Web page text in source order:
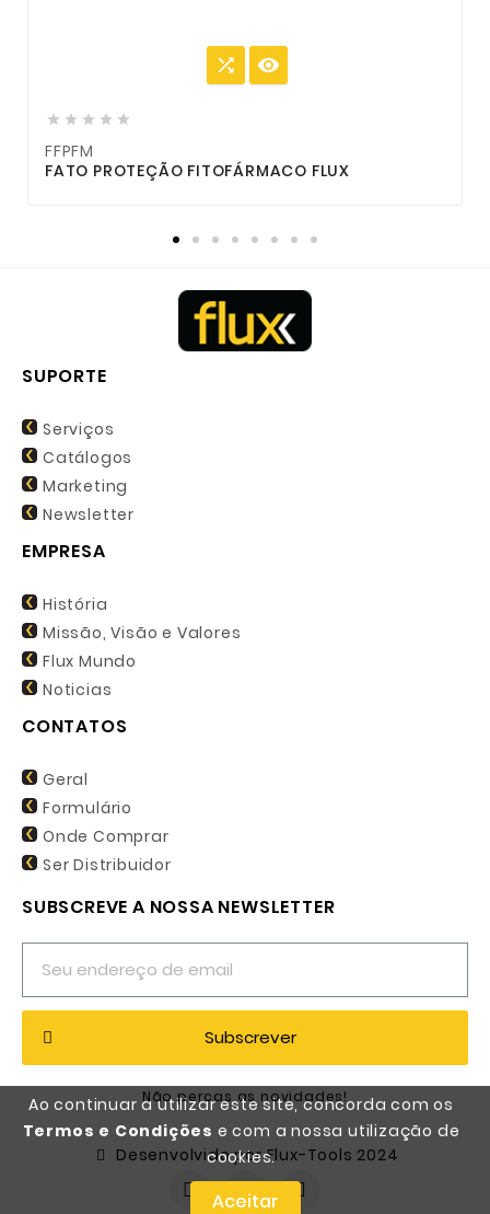
Ao continuar a utilizar este site, concorda com os
Termos e Condições e com a nossa utilização de
cookies.
Aceitar
 
    
FFPFM
FATO PROTEÇÃO FITOFÁRMACO FLUX
SUPORTE
Serviços
Catálogos
Marketing
Newsletter
EMPRESA
História
Missão, Visão e Valores
Flux Mundo
Noticias
CONTATOS
Geral
Formulário
Onde Comprar
Ser Distribuidor
SUBSCREVE A NOSSA NEWSLETTER
Subscrever
Não percas as novidades!
Desenvolvido por Flux-Tools 2024